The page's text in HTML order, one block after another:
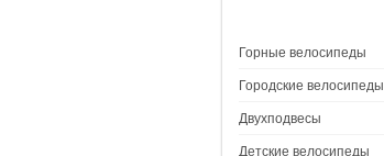
Горные велосипеды
Городские велосипеды
Двухподвесы
Детские велосипеды